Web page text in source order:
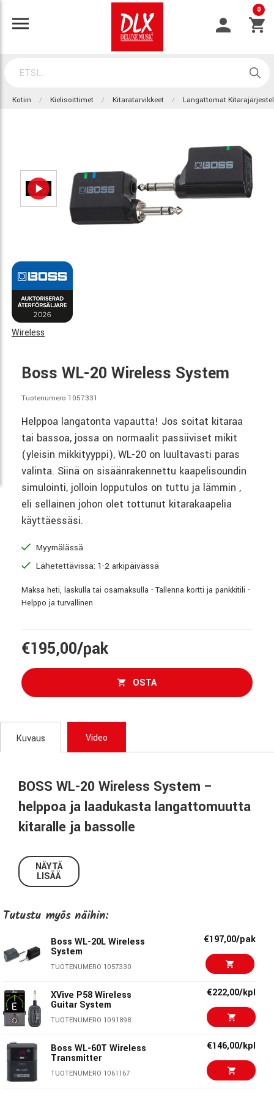
0
Kotiin Kielisoittimet Kitaratarvikkeet Langattomat
Wireless
Boss WL-20 Wireless System
Tuotenumero 1057331
Helppoa langatonta vapautta! Jos soitat kitaraa
tai bassoa, jossa on normaalit passiiviset mikit
(yleisin mikkityyppi), WL-20 on luultavasti paras
valinta. Siinä on sisäänrakennettu kaapelisoundin
simulointi, jolloin lopputulos on tuttu ja lämmin ,
eli sellainen johon olet tottunut kitarakaapelia
käyttäessäsi.
Myymälässä
Lähetettävissä: 1-2 arkipäivässä
Maksa heti, laskulla tai osamaksulla - Tallenna kortti ja pankkitili -
Helppo ja turvallinen
€195,00/pak
OSTA
Kuvaus Video
BOSS WL-20 Wireless System –
helppoa ja laadukasta langattomuutta
kitaralle ja bassolle
monimutkaista käyttöönottoa tai kompromisseja
soundissa. Tämä ultrakompakti langaton järjestelmä
matalalla 2,3 ms latenssilla sekä jopa 15 metrin kantamalla
näköyhteydessä.
Keskeiset ominaisuudet
Plug-and-play langaton järjestelmä kitaralle, bassolle ja
Nopea käyttöönotto: telakoi lähetin ja vastaanotin
yhteen noin 10 sekunniksi
Kaapelisoundin simulointi luo luonnollisen kolmen metrin
kitarakaapelin vaikutelman
Huippulaatuinen audio BOSSin omalla digitaalisella
langattomalla tekniikalla
NÄYTÄ
LISÄÄ
Tutustu myös näihin:
Boss WL-20L Wireless
System
TUOTENUMERO 1057330
€197,00/pak
XVive P58 Wireless
Guitar System
TUOTENUMERO 1091898
€222,00/kpl
Boss WL-60T Wireless
Transmitter
TUOTENUMERO 1061167
€146,00/kpl